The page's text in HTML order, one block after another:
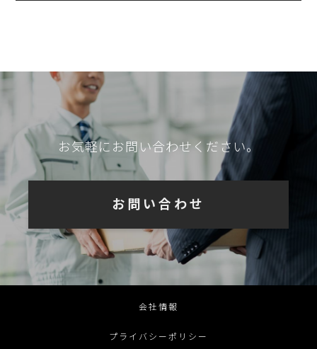
お気軽にお問い合わせください。
お問い合わせ
会社情報
プライバシーポリシー